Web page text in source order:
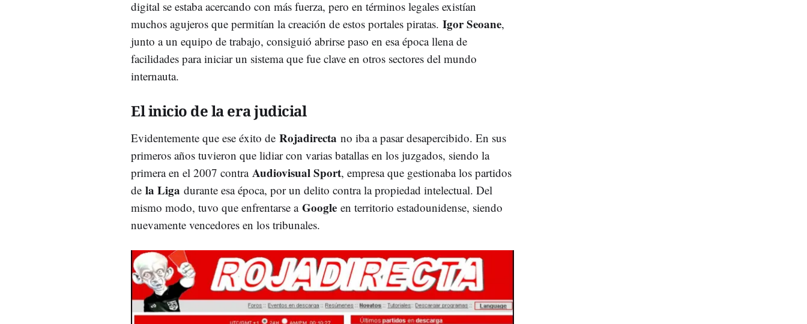
digital se estaba acercando con más fuerza, pero en términos legales existían
muchos agujeros que permitían la creación de estos portales piratas. Igor Seoane,
junto a un equipo de trabajo, consiguió abrirse paso en esa época llena de
facilidades para iniciar un sistema que fue clave en otros sectores del mundo
internauta.
El inicio de la era judicial
Evidentemente que ese éxito de Rojadirecta no iba a pasar desapercibido. En sus
primeros años tuvieron que lidiar con varias batallas en los juzgados, siendo la
primera en el 2007 contra Audiovisual Sport, empresa que gestionaba los partidos
de la Liga durante esa época, por un delito contra la propiedad intelectual. Del
mismo modo, tuvo que enfrentarse a Google en territorio estadounidense, siendo
nuevamente vencedores en los tribunales.